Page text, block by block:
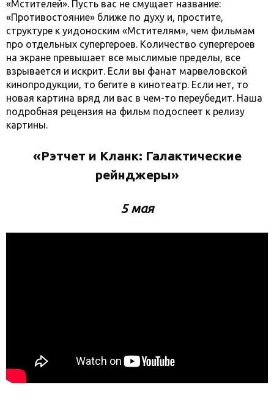
«Мстителей». Пусть вас не смущает название:
«Противостояние» ближе по духу и, простите,
структуре к уидоноским «Мстителям», чем фильмам
про отдельных супергероев. Количество супергероев
на экране превышает все мыслимые пределы, все
взрывается и искрит. Если вы фанат марвеловской
кинопродукции, то бегите в кинотеатр. Если нет, то
новая картина вряд ли вас в чем-то переубедит. Наша
подробная рецензия на фильм подоспеет к релизу
картины.
«Рэтчет и Кланк: Галактические
рейнджеры»
5 мая